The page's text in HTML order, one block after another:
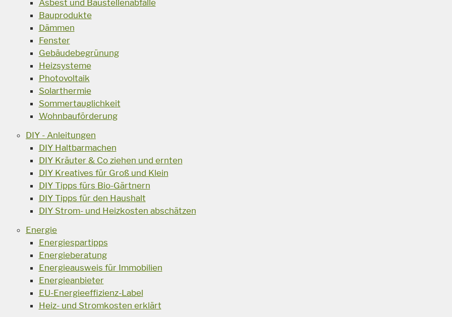
Asbest und Baustellenabfälle
Bauprodukte
Dämmen
Fenster
Gebäudebegrünung
Heizsysteme
Photovoltaik
Solarthermie
Sommertauglichkeit
Wohnbauförderung
DIY - Anleitungen
DIY Haltbarmachen
DIY Kräuter & Co ziehen und ernten
DIY Kreatives für Groß und Klein
DIY Tipps fürs Bio-Gärtnern
DIY Tipps für den Haushalt
DIY Strom- und Heizkosten abschätzen
Energie
Energiespartipps
Energieberatung
Energieausweis für Immobilien
Energieanbieter
EU-Energieeffizienz-Label
Heiz- und Stromkosten erklärt